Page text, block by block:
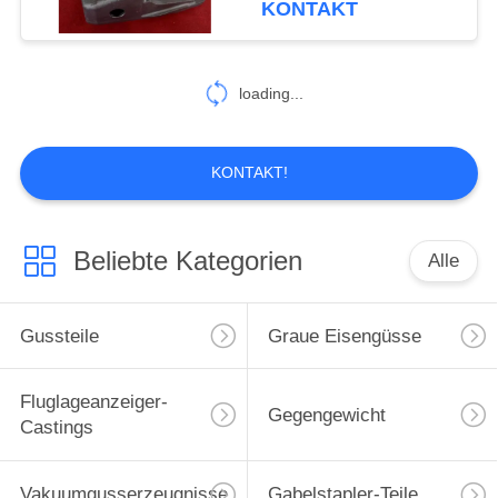
Harz-Sandguss
26
Verlorene Schaum-
Castings
16
KONTAKT
loading...
KONTAKT!
Beliebte Kategorien Alle
Gussteile Graue Eisengüsse
Fluglageanzeiger-
Castings
Gegengewicht